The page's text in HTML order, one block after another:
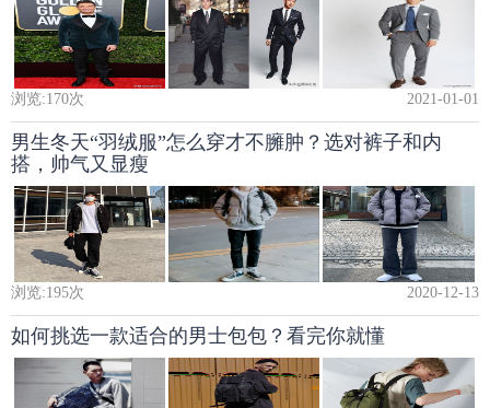
浏览:170次 2021-01-01
男生冬天“羽绒服”怎么穿才不臃肿？选对裤子和内
搭，帅气又显瘦
浏览:195次 2020-12-13
如何挑选一款适合的男士包包？看完你就懂